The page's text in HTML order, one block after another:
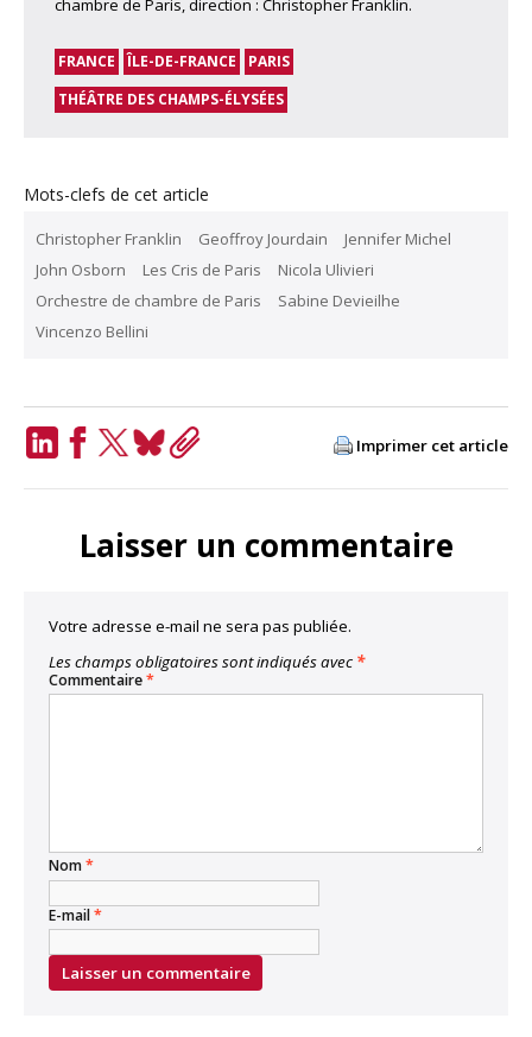
chambre de Paris, direction : Christopher Franklin.
FRANCE ÎLE-DE-FRANCE
PARIS
THÉÂTRE DES CHAMPS-ÉLYSÉES
Mots-clefs de cet article
Christopher Franklin Geoffroy Jourdain
Jennifer Michel
John Osborn
Les Cris de Paris
Nicola Ulivieri
Orchestre de chambre de Paris
Sabine Devieilhe
Vincenzo Bellini
Imprimer cet article
Laisser un commentaire
Votre adresse e-mail ne sera pas publiée.
Les champs obligatoires sont indiqués avec *
Commentaire*
Nom*
E-mail*